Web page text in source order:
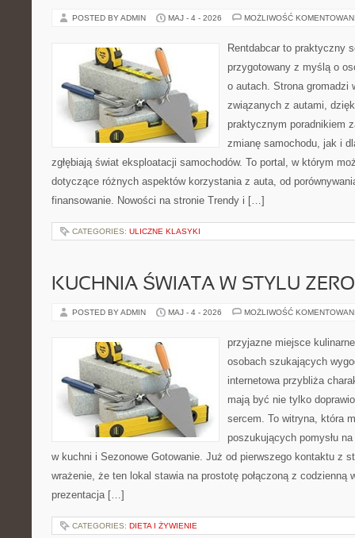
POSTED BY ADMIN MAJ - 4 - 2026 MOŻLIWOŚĆ
Rentdabcar to praktyczny
przygotowany z myślą o
o autach. Strona gromadzi
związanych z autami,
praktycznym poradnikiem
zmianę samochodu, jak i
zgłębiają świat eksploatacji samochodów. To portal, w którym
dotyczące różnych aspektów korzystania z auta, od
finansowanie. Nowości na stronie Trendy i […]
CATEGORIES: ULICZNE KLASYKI
KUCHNIA ŚWIATA W STYLU
POSTED BY ADMIN MAJ - 4 - 2026 MOŻLIWOŚĆ
przyjazne miejsce
osobach szukających
internetowa przybliża
mają być nie tylko
sercem. To witryna, która
poszukujących pomysłu
w kuchni i Sezonowe Gotowanie. Już od pierwszego kontaktu z
wrażenie, że ten lokal stawia na prostotę połączoną z codzienną
prezentacja […]
CATEGORIES: DIETA I ŻYWIENIE